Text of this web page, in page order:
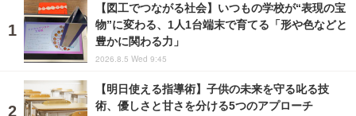
【図工でつながる社会】いつもの学校が“表現の宝
物”に変わる、1人1台端末で育てる「形や色などと
豊かに関わる力」
2026.8.5 Wed 9:45
【明日使える指導術】子供の未来を守る叱る技
術、優しさと甘さを分ける5つのアプローチ